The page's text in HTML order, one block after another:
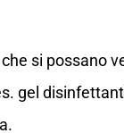
si possano
gel